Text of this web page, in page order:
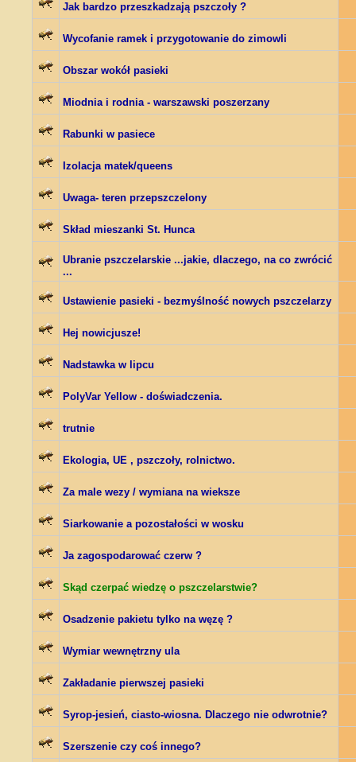
Jak bardzo przeszkadzają pszczoły ?
Wycofanie ramek i przygotowanie do zimowli
Obszar wokół pasieki
Miodnia i rodnia - warszawski poszerzany
Rabunki w pasiece
Izolacja matek/queens
Uwaga- teren przepszczelony
Skład mieszanki St. Hunca
Ubranie pszczelarskie ...jakie, dlaczego, na co zwrócić
...
Ustawienie pasieki - bezmyślność nowych pszczelarzy
Hej nowicjusze!
Nadstawka w lipcu
PolyVar Yellow - doświadczenia.
trutnie
Ekologia, UE , pszczoły, rolnictwo.
Za male wezy / wymiana na wieksze
Siarkowanie a pozostałości w wosku
Ja zagospodarować czerw ?
Skąd czerpać wiedzę o pszczelarstwie?
Osadzenie pakietu tylko na węzę ?
Wymiar wewnętrzny ula
Zakładanie pierwszej pasieki
Syrop-jesień, ciasto-wiosna. Dlaczego nie odwrotnie?
Szerszenie czy coś innego?